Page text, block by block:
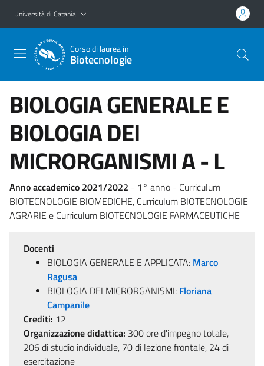
Vai al contenuto principale
Vai al menu di navigazione
Università di Catania
Corso di laurea in
Biotecnologie
BIOLOGIA GENERALE E
BIOLOGIA DEI
MICRORGANISMI A - L
Anno accademico 2021/2022 - 1° anno - Curriculum
BIOTECNOLOGIE BIOMEDICHE, Curriculum BIOTECNOLOGIE
AGRARIE e Curriculum BIOTECNOLOGIE FARMACEUTICHE
Docenti
BIOLOGIA GENERALE E APPLICATA: Marco
Ragusa
BIOLOGIA DEI MICRORGANISMI: Floriana
Campanile
Crediti: 12
Organizzazione didattica: 300 ore d'impegno totale,
206 di studio individuale, 70 di lezione frontale, 24 di
esercitazione